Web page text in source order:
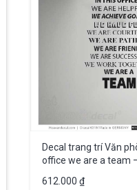
Decal trang trí Văn
office we are a team
612.000 ₫